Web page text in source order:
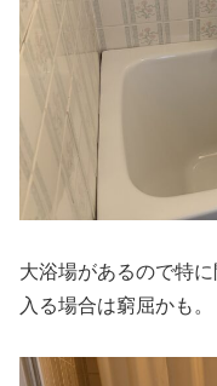
大浴場があるので特
入る場合は窮屈かも。